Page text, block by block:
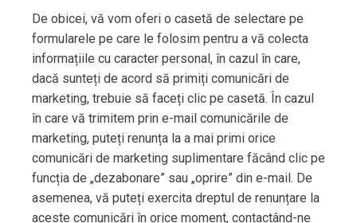
De obicei, vă vom oferi o casetă de selectare pe
formularele pe care le folosim pentru a vă colecta
informațiile cu caracter personal, în cazul în care,
dacă sunteți de acord să primiți comunicări de
marketing, trebuie să faceți clic pe casetă. În cazul
în care vă trimitem prin e-mail comunicările de
marketing, puteți renunța la a mai primi orice
comunicări de marketing suplimentare făcând clic pe
funcția de „dezabonare” sau „oprire” din e-mail. De
asemenea, vă puteți exercita dreptul de renunțare la
aceste comunicări în orice moment, contactând-ne